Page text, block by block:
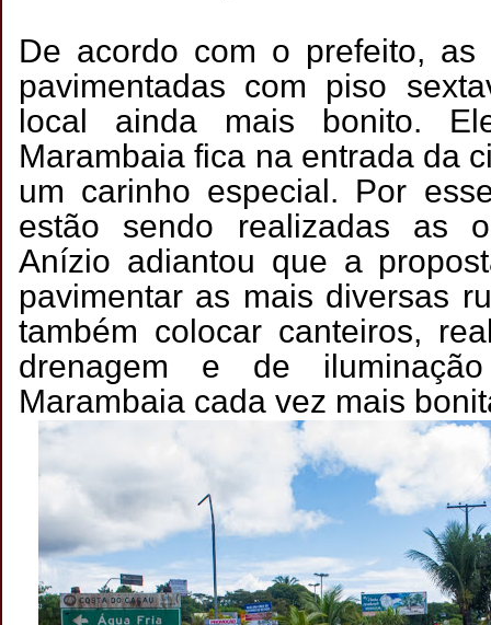
De acordo com o prefeito, as
pavimentadas com piso
local ainda mais bonito.
Marambaia fica na entrada da
um carinho especial. Por
estão sendo realizadas as
Anízio adiantou que a
pavimentar as mais diversas
também colocar canteiros,
drenagem e de
Marambaia cada vez mais